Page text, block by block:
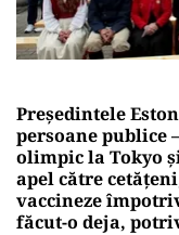
Președintele
persoane publice
olimpic la Tokyo
apel către
vaccineze
făcut-o deja,